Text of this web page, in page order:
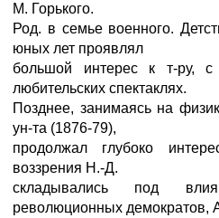
М. Горького.
Род. в семье военного.
юных лет проявлял
большой интерес к т-ру, с
любительских спектаклях.
Позднее, занимаясь на
ун-та (1876-79),
продолжал глубоко
воззрения Н.-Д.
складывались под
революционных демократов,